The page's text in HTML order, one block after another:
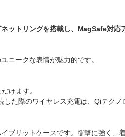
ットリングを搭載し、MagSafe対
ニークな表情が魅力的です。
けます。
た際のワイヤレス充電は、Qiテクノ
ブリットケースです。衝撃に強く、